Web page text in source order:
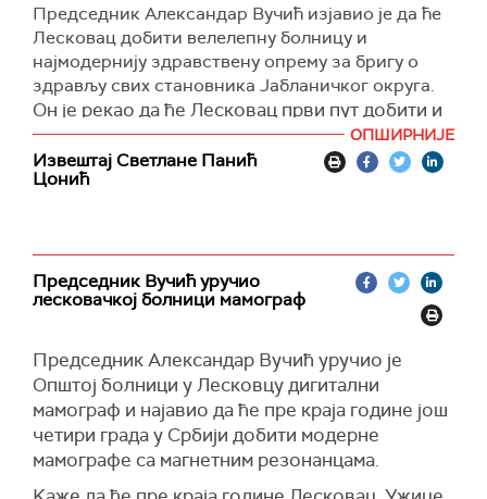
Председник Александар Вучић изјавио је да ће
Лесковац добити велелепну болницу и
најмодернију здравствену опрему за бригу о
здрављу свих становника Јабланичког округа.
Он је рекао да ће Лесковац први пут добити и
савремену магнетну резонанцу која кошта два
милиона евра и то пре краја године. Такође,
истакао је да ће тај град имати први пут два
"То су најмодернији апарати које Лесковац
никада није имао. Такође, целу болницу
реконструишемо, што ће коштати више од 40
додатних 1,3 милиона евра за ангио салу
овде. Велелепна болница за цео Јабланички
округ, која ће допринети бољем здрављу
грађана. То је све ново и најсавременије -
најбоље светске машине из Западне Европе и
ОПШИРНИЈЕ
Извештај Светлане Панић
Цонић
Председник Вучић уручио
лесковачкој болници мамограф
Председник Александар Вучић уручио је
Општој болници у Лесковцу дигитални
мамограф и најавио да ће пре краја године још
четири града у Србији добити модерне
мамографе са магнетним резонанцама.